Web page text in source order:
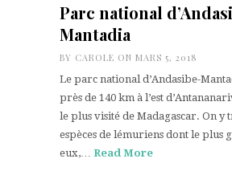
Parc national
Mantadia
BY CAROLE ON MARS 5, 2018
Le parc national d’Andasibe-
près de 140 km à l’est
le plus visité de Madagascar. On y
espèces de lémuriens dont le plus
eux,… Read More